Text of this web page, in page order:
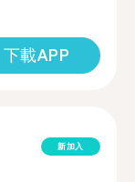
下載APP
新加入